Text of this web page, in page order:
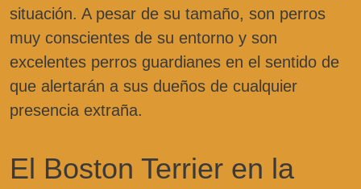
situación. A pesar de su tamaño, son perros
muy conscientes de su entorno y son
excelentes perros guardianes en el sentido de
que alertarán a sus dueños de cualquier
presencia extraña.
El Boston Terrier en la